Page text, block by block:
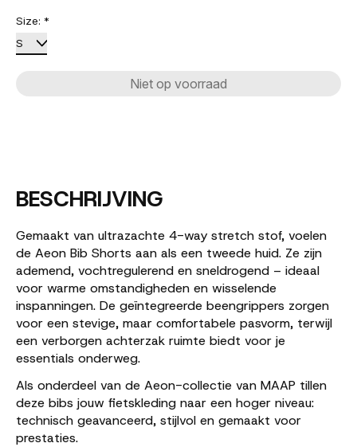
Size: *
Niet op voorraad
BESCHRIJVING
Gemaakt van ultrazachte 4-way stretch stof, voelen
de Aeon Bib Shorts aan als een tweede huid. Ze zijn
ademend, vochtregulerend en sneldrogend – ideaal
voor warme omstandigheden en wisselende
inspanningen. De geïntegreerde beengrippers zorgen
voor een stevige, maar comfortabele pasvorm, terwijl
een verborgen achterzak ruimte biedt voor je
essentials onderweg.
Als onderdeel van de Aeon-collectie van MAAP tillen
deze bibs jouw fietskleding naar een hoger niveau:
technisch geavanceerd, stijlvol en gemaakt voor
prestaties.